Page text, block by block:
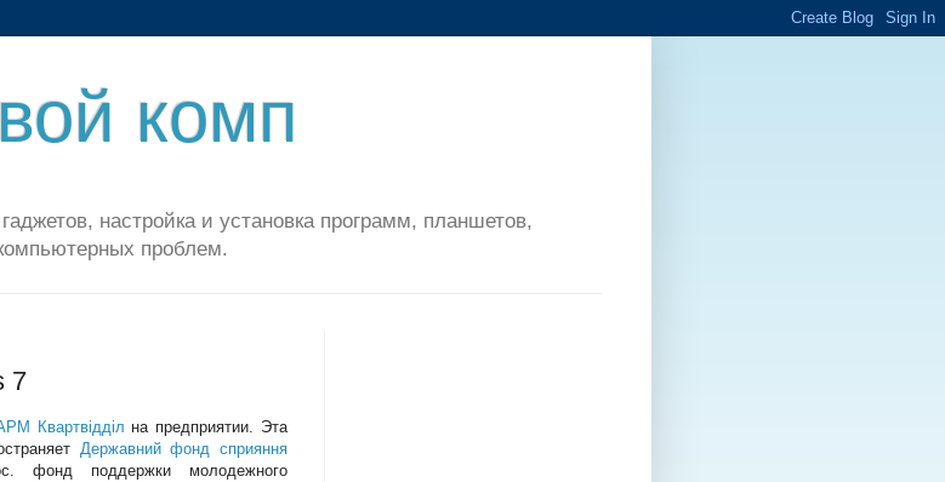
комп
настройка и установка программ, планшетов,
проблем.
7
Квартвідділ на предприятии. Эта
Державний фонд сприяння
фонд поддержки молодежного